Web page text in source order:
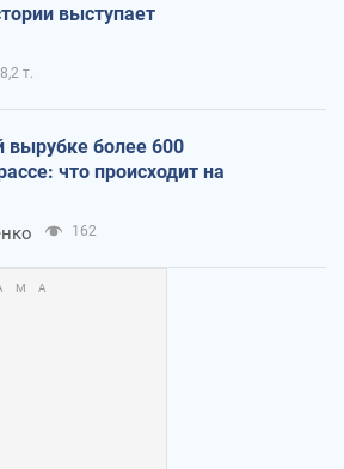
выступает
8,2 т.
вырубке более 600
что происходит на
162